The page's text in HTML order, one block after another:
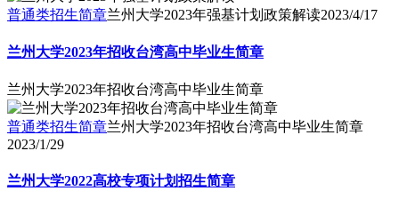
普通类招生简章兰州大学2023年强基计划政策解读2023/4/17
兰州大学2023年招收台湾高中毕业生简章
兰州大学2023年招收台湾高中毕业生简章
普通类招生简章兰州大学2023年招收台湾高中毕业生简章
2023/1/29
兰州大学2022高校专项计划招生简章